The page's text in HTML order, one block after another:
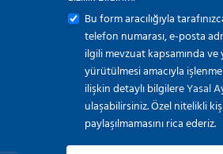
Bu form aracılığıyla
telefon numarası, e-posta
ilgili mevzuat kapsamında
yürütülmesi amacıyla
ilişkin detaylı bilgilereYasal
ulaşabilirsiniz. Özel nitelikli
paylaşılmamasını rica ederiz.